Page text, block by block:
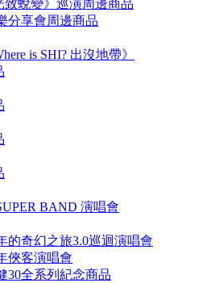
致蛻變》巡演周邊商品
分享會周邊商品
is SHI? 出沒地帶》
BAND 演唱會
的奇幻之旅3.0巡迴演唱會
俠客演唱會
30全系列紀念商品